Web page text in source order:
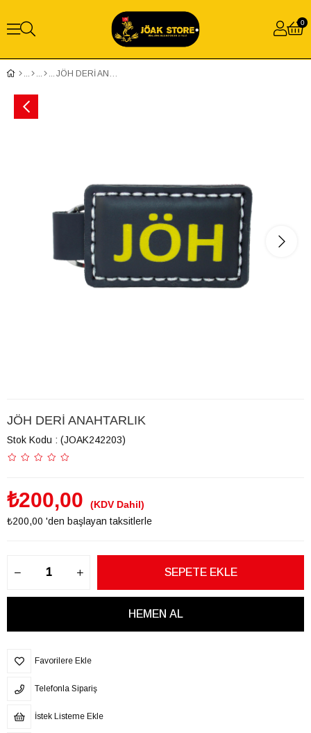
0
JÖH DERİ ANAHTARLIK
JÖH DERİ ANAHTARLIK
Stok Kodu (JOAK242203)
₺200,00
(KDV Dahil)
₺200,00 'den başlayan taksitlerle
Favorilere Ekle
Telefonla Sipariş
İstek Listeme Ekle